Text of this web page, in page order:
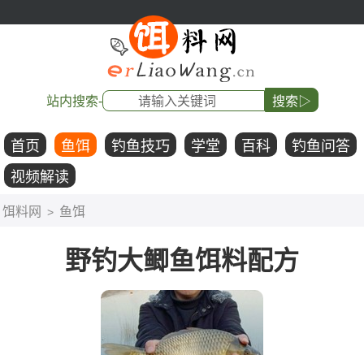
站内搜索- 搜索▷
首页 鱼饵 钓鱼技巧 学堂 百科
钓鱼问答
视频解读
饵料网 > 鱼饵
野钓大鲫鱼饵料配方